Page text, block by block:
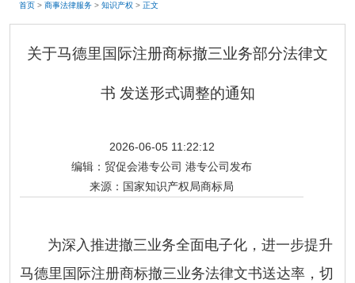
首页 > 商事法律服务 > 知识产权 > 正文
关于马德里国际注册商标撤三业务部分法律文
书 发送形式调整的通知
2026-06-05 11:22:12
编辑： 贸促会港专公司 港专公司发布
来源： 国家知识产权局商标局
为深入推进撤三业务全面电子化，进一步提升
马德里国际注册商标撤三业务法律文书送达率，切